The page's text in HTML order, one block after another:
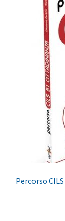
Percorso